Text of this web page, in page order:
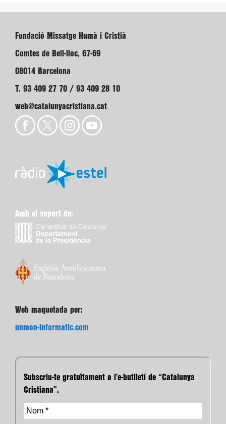
Fundació Missatge Humà i Cristià
Comtes de Bell-lloc, 67-69
08014 Barcelona
T. 93 409 27 70 / 93 409 28 10
web@catalunyacristiana.cat
Amb el suport de:
Web maquetada per:
unmon-informatic.com
Subscriu-te gratuïtament a l’e-butlletí de “Catalunya
Cristiana”.